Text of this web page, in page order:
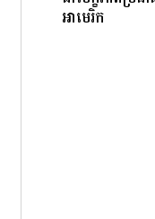
អាមេរិក